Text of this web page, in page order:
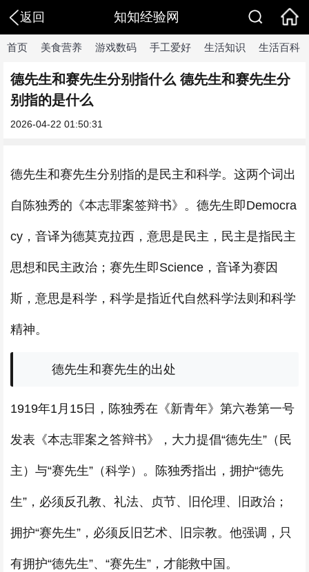
返回 知知经验网
首页 美食营养 游戏数码 手工爱好 生活知识 生活百科
德先生和赛先生分别指什么 德先生和赛先生分
别指的是什么
2026-04-22 01:50:31
德先生和赛先生分别指的是民主和科学。这两个词出
自陈独秀的《本志罪案签辩书》。德先生即Democra
cy，音译为德莫克拉西，意思是民主，民主是指民主
思想和民主政治；赛先生即Science，音译为赛因
斯，意思是科学，科学是指近代自然科学法则和科学
精神。
德先生和赛先生的出处
1919年1月15日，陈独秀在《新青年》第六卷第一号
发表《本志罪案之答辩书》，大力提倡“德先生”（民
主）与“赛先生”（科学）。陈独秀指出，拥护“德先
生”，必须反孔教、礼法、贞节、旧伦理、旧政治；
拥护“赛先生”，必须反旧艺术、旧宗教。他强调，只
有拥护“德先生”、“赛先生”，才能救中国。